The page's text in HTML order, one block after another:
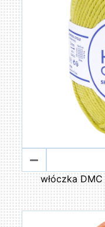
włóczka